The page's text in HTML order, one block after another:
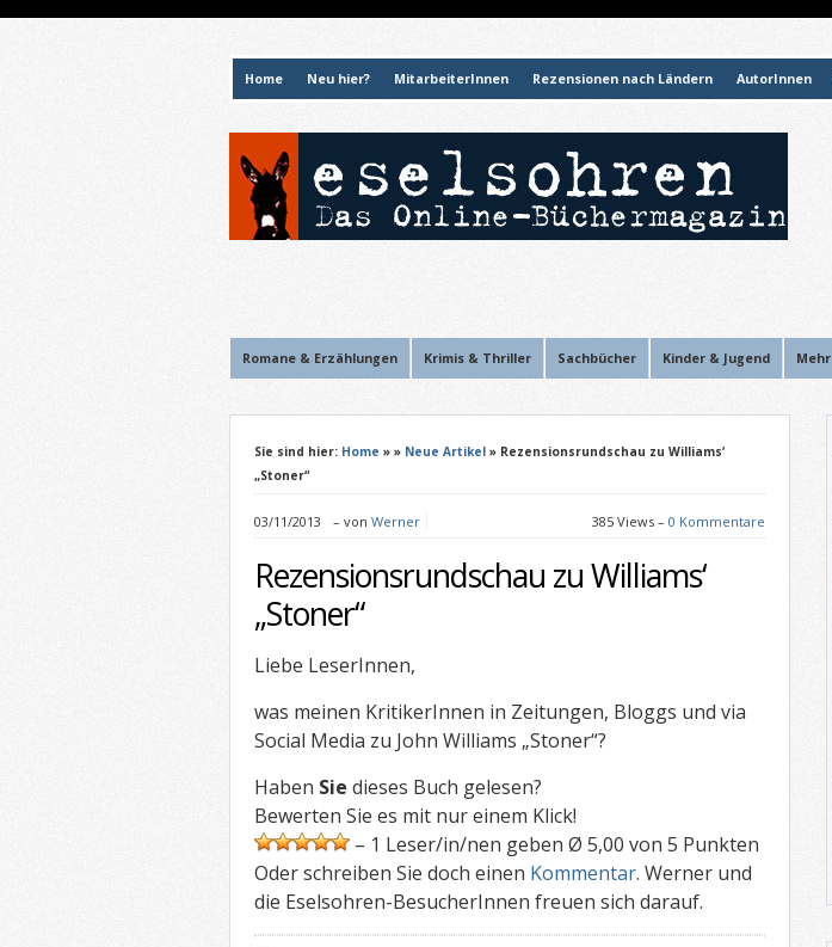
Home Neu hier? MitarbeiterInnen Rezensionen nach Ländern AutorInnen
Romane & Erzählungen Krimis & Thriller Sachbücher Kinder & Jugend Mehr
Sie sind hier: Home » » Neue Artikel » Rezensionsrundschau zu Williams‘
„Stoner“
03/11/2013 – von Werner 385 Views – 0 Kommentare
Rezensionsrundschau zu Williams‘
„Stoner“
Liebe LeserInnen,
was meinen KritikerInnen in Zeitungen, Bloggs und via
Social Media zu John Williams „Stoner“?
Haben Sie dieses Buch gelesen?
Bewerten Sie es mit nur einem Klick!
– 1 Leser/in/nen geben Ø 5,00 von 5 Punkten
Oder schreiben Sie doch einen Kommentar. Werner und
die Eselsohren-BesucherInnen freuen sich darauf.